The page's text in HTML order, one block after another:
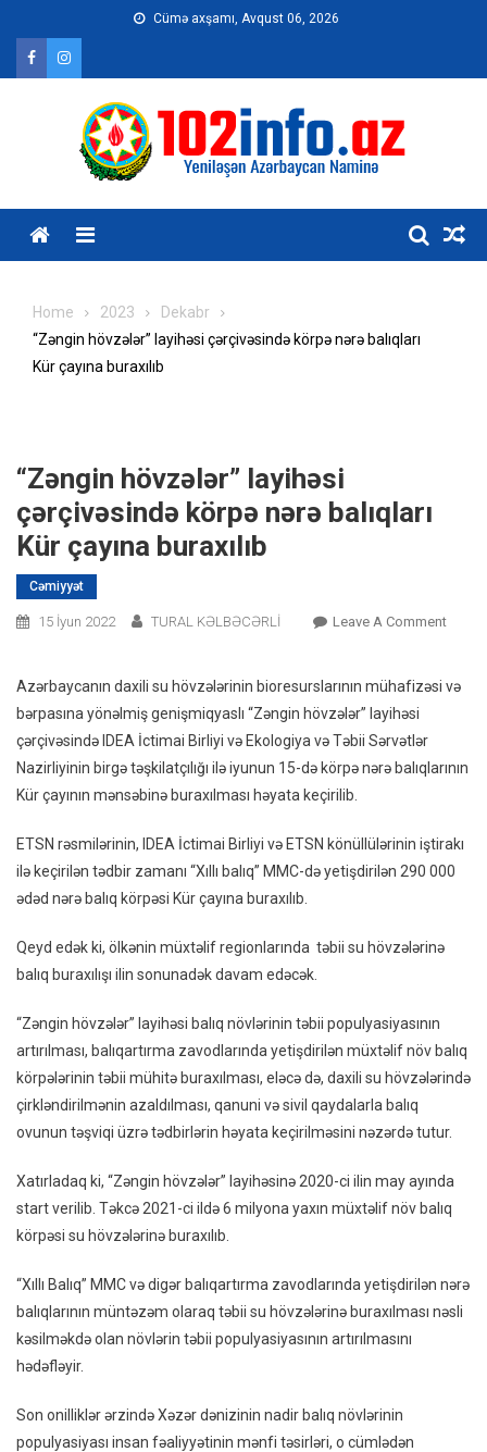
content
Cümə axşamı, Avqust 06, 2026
Home 2023
Dekabr
“Zəngin hövzələr” layihəsi çərçivəsində körpə nərə balıqları
Kür çayına buraxılıb
“Zəngin hövzələr” layihəsi
çərçivəsində körpə nərə balıqları
Kür çayına buraxılıb
Cəmiyyət
15 İyun 2022 TURAL KƏLBƏCƏRLİ Leave A CommentOn
Nərə
Çayına
Azərbaycanın daxili su hövzələrinin bioresurslarının mühafizəsi və
bərpasına yönəlmiş genişmiqyaslı “Zəngin hövzələr” layihəsi
çərçivəsində IDEA İctimai Birliyi və Ekologiya və Təbii Sərvətlər
Nazirliyinin birgə təşkilatçılığı ilə iyunun 15-də körpə nərə balıqlarının
Kür çayının mənsəbinə buraxılması həyata keçirilib.
ETSN rəsmilərinin, IDEA İctimai Birliyi və ETSN könüllülərinin iştirakı
ilə keçirilən tədbir zamanı “Xıllı balıq” MMC-də yetişdirilən 290 000
ədəd nərə balıq körpəsi Kür çayına buraxılıb.
Qeyd edək ki, ölkənin müxtəlif regionlarında təbii su hövzələrinə
balıq buraxılışı ilin sonunadək davam edəcək.
“Zəngin hövzələr” layihəsi balıq növlərinin təbii populyasiyasının
artırılması, balıqartırma zavodlarında yetişdirilən müxtəlif növ balıq
körpələrinin təbii mühitə buraxılması, eləcə də, daxili su hövzələrində
çirkləndirilmənin azaldılması, qanuni və sivil qaydalarla balıq
ovunun təşviqi üzrə tədbirlərin həyata keçirilməsini nəzərdə tutur.
Xatırladaq ki, “Zəngin hövzələr” layihəsinə 2020-ci ilin may ayında
start verilib. Təkcə 2021-ci ildə 6 milyona yaxın müxtəlif növ balıq
körpəsi su hövzələrinə buraxılıb.
“Xıllı Balıq” MMC və digər balıqartırma zavodlarında yetişdirilən nərə
balıqlarının müntəzəm olaraq təbii su hövzələrinə buraxılması nəsli
kəsilməkdə olan növlərin təbii populyasiyasının artırılmasını
hədəfləyir.
Son onilliklər ərzində Xəzər dənizinin nadir balıq növlərinin
populyasiyası insan fəaliyyətinin mənfi təsirləri, o cümlədən